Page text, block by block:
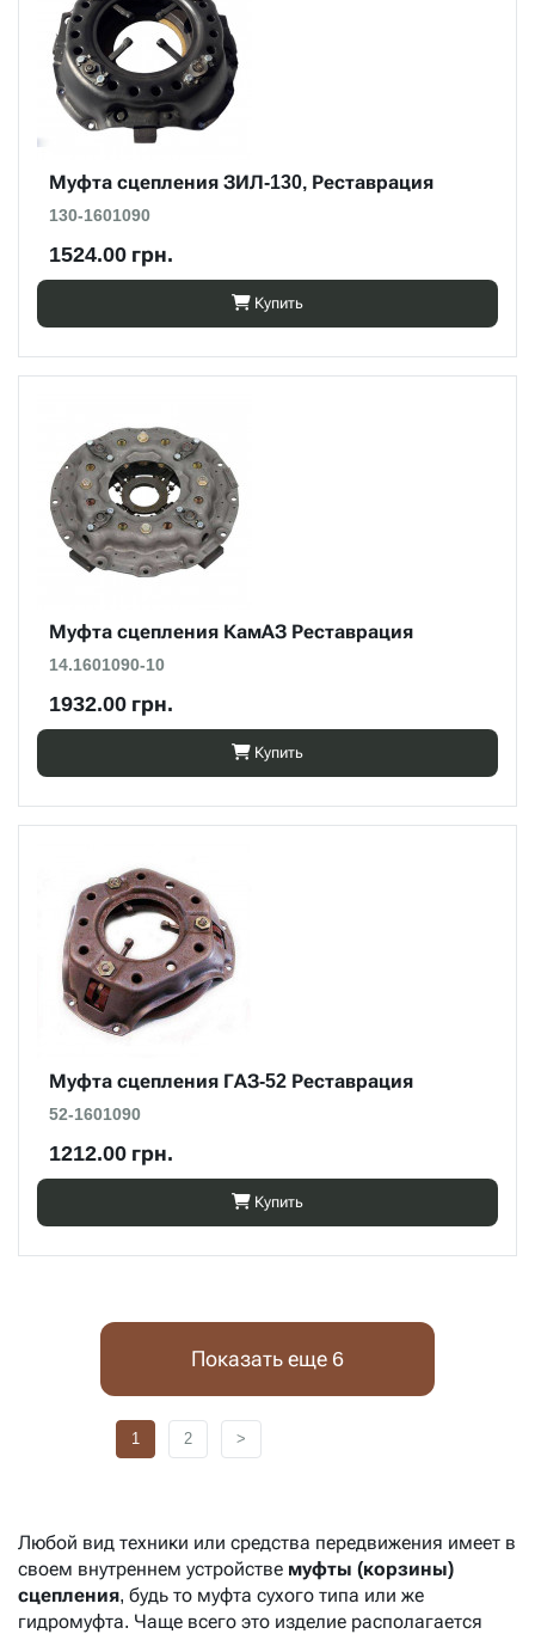
Муфта сцепления ЗИЛ-130, Реставрация
130-1601090
1524.00 грн.
Купить
Муфта сцепления КамАЗ Реставрация
14.1601090-10
1932.00 грн.
Купить
Муфта сцепления ГАЗ-52 Реставрация
52-1601090
1212.00 грн.
Купить
Показать еще 6
1 2 >
Любой вид техники или средства передвижения имеет в
своем внутреннем устройстве муфты (корзины)
сцепления, будь то муфта сухого типа или же
гидромуфта. Чаще всего это изделие располагается